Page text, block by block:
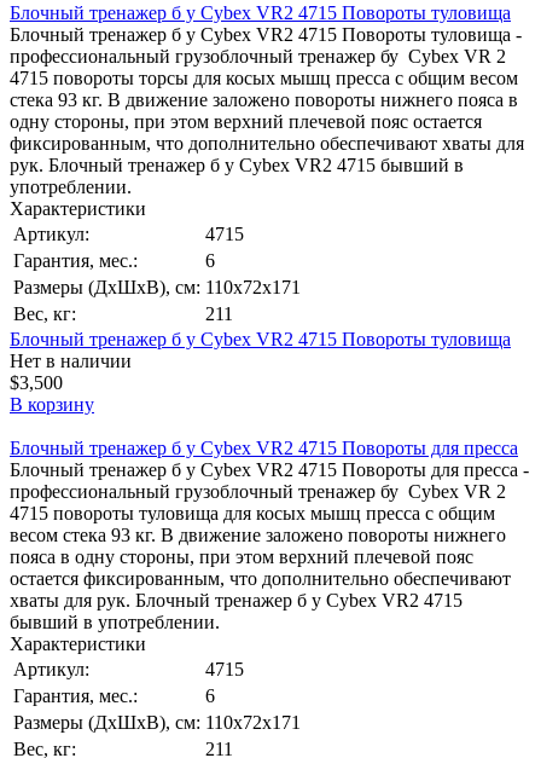
Блочный тренажер б у Cybex VR2 4715 Повороты туловища
Блочный тренажер б у Cybex VR2 4715 Повороты туловища -
профессиональный грузоблочный тренажер бу Cybex VR 2
4715 повороты торсы для косых мышц пресса с общим весом
стека 93 кг. В движение заложено повороты нижнего пояса в
одну стороны, при этом верхний плечевой пояс остается
фиксированным, что дополнительно обеспечивают хваты для
рук. Блочный тренажер б у Cybex VR2 4715 бывший в
употреблении.
Характеристики
Артикул:
4715
Гарантия, мес.:
6
Размеры (ДхШхВ), см: 110х72х171
Вес, кг:
211
Блочный тренажер б у Cybex VR2 4715 Повороты туловища
Нет в наличии
$3,500
В корзину
Блочный тренажер б у Cybex VR2 4715 Повороты для пресса
Блочный тренажер б у Cybex VR2 4715 Повороты для пресса -
профессиональный грузоблочный тренажер бу Cybex VR 2
4715 повороты туловища для косых мышц пресса с общим
весом стека 93 кг. В движение заложено повороты нижнего
пояса в одну стороны, при этом верхний плечевой пояс
остается фиксированным, что дополнительно обеспечивают
хваты для рук. Блочный тренажер б у Cybex VR2 4715
бывший в употреблении.
Характеристики
Артикул:
4715
Гарантия, мес.:
6
Размеры (ДхШхВ), см: 110х72х171
Вес, кг:
211